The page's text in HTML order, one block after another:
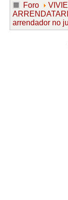
Foro
arrendador no